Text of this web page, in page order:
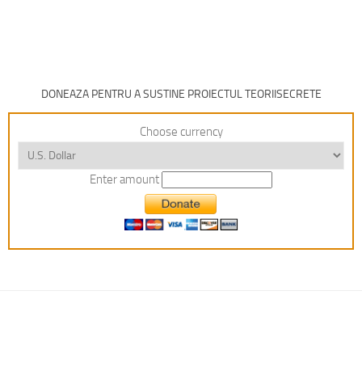
DONEAZA PENTRU A SUSTINE PROIECTUL TEORIISECRETE
Choose currency
Enter amount